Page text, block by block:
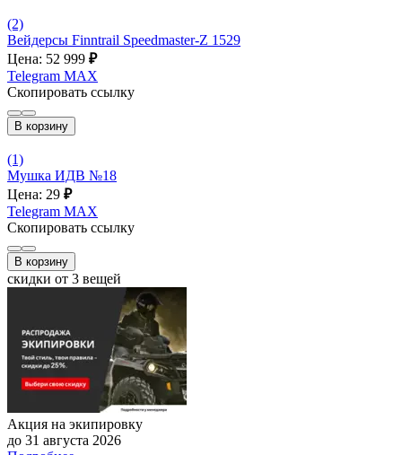
(2)
Вейдерсы Finntrail Speedmaster-Z 1529
Цена: 52 999 ₽
Telegram MAX
Скопировать ссылку
В корзину
(1)
Мушка ИДВ №18
Цена: 29 ₽
Telegram MAX
Скопировать ссылку
В корзину
скидки от 3 вещей
Акция на экипировку
до 31 августа 2026